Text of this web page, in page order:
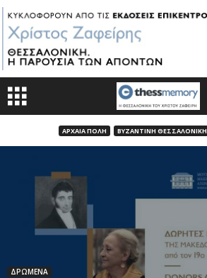
ΑΡΧΑΙΑ ΠΟΛΗ ΒΥΖΑΝΤΙΝΗ ΘΕΣΣΑΛΟΝΙΚΗ
ΔΡΩΜΕΝΑ